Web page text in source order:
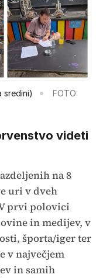
sredini)
FOTO:
videti
na 8
uri v dveh
prvi polovici
in medijev, v
športa/iger ter
v največjem
in samih